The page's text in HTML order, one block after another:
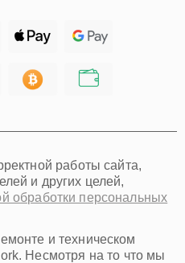
работы сайта,
и других целей,
обработки персональных
и техническом
Несмотря на то что мы